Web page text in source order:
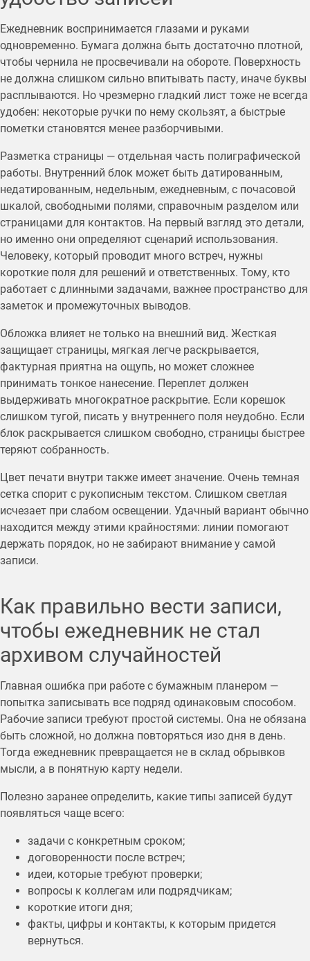
Ежедневник воспринимается глазами и руками
одновременно. Бумага должна быть достаточно плотной,
чтобы чернила не просвечивали на обороте. Поверхность
не должна слишком сильно впитывать пасту, иначе буквы
расплываются. Но чрезмерно гладкий лист тоже не всегда
удобен: некоторые ручки по нему скользят, а быстрые
пометки становятся менее разборчивыми.
Разметка страницы — отдельная часть полиграфической
работы. Внутренний блок может быть датированным,
недатированным, недельным, ежедневным, с почасовой
шкалой, свободными полями, справочным разделом или
страницами для контактов. На первый взгляд это детали,
но именно они определяют сценарий использования.
Человеку, который проводит много встреч, нужны
короткие поля для решений и ответственных. Тому, кто
работает с длинными задачами, важнее пространство для
заметок и промежуточных выводов.
Обложка влияет не только на внешний вид. Жесткая
защищает страницы, мягкая легче раскрывается,
фактурная приятна на ощупь, но может сложнее
принимать тонкое нанесение. Переплет должен
выдерживать многократное раскрытие. Если корешок
слишком тугой, писать у внутреннего поля неудобно. Если
блок раскрывается слишком свободно, страницы быстрее
теряют собранность.
Цвет печати внутри также имеет значение. Очень темная
сетка спорит с рукописным текстом. Слишком светлая
исчезает при слабом освещении. Удачный вариант обычно
находится между этими крайностями: линии помогают
держать порядок, но не забирают внимание у самой
записи.
Как правильно вести записи,
чтобы ежедневник не стал
архивом случайностей
Главная ошибка при работе с бумажным планером —
попытка записывать все подряд одинаковым способом.
Рабочие записи требуют простой системы. Она не обязана
быть сложной, но должна повторяться изо дня в день.
Тогда ежедневник превращается не в склад обрывков
мысли, а в понятную карту недели.
Полезно заранее определить, какие типы записей будут
появляться чаще всего:
задачи с конкретным сроком;
договоренности после встреч;
идеи, которые требуют проверки;
вопросы к коллегам или подрядчикам;
короткие итоги дня;
факты, цифры и контакты, к которым придется
вернуться.